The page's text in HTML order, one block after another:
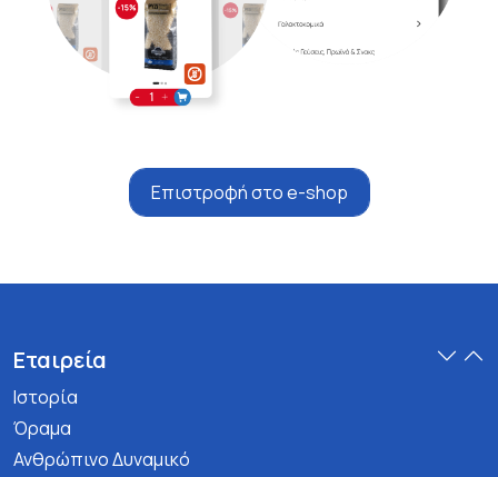
Επιστροφή στο e-shop
Εταιρεία
Ιστορία
Όραμα
Ανθρώπινο Δυναμικό